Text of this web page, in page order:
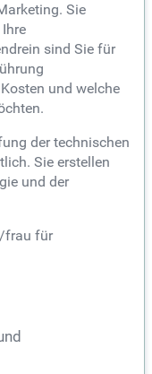
Sie
sind Sie für
und welche
der technischen
Sie erstellen
und der
frau für